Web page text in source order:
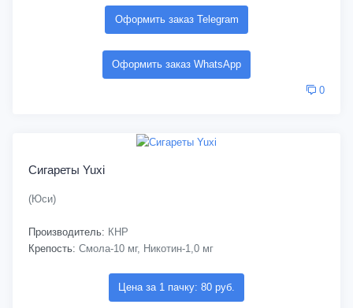
Оформить заказ Telegram
Оформить заказ WhatsApp
0
Сигареты Yuxi
(Юси)
Производитель: КНР
Крепость: Смола-10 мг, Никотин-1,0 мг
Цена за 1 пачку: 80 руб.